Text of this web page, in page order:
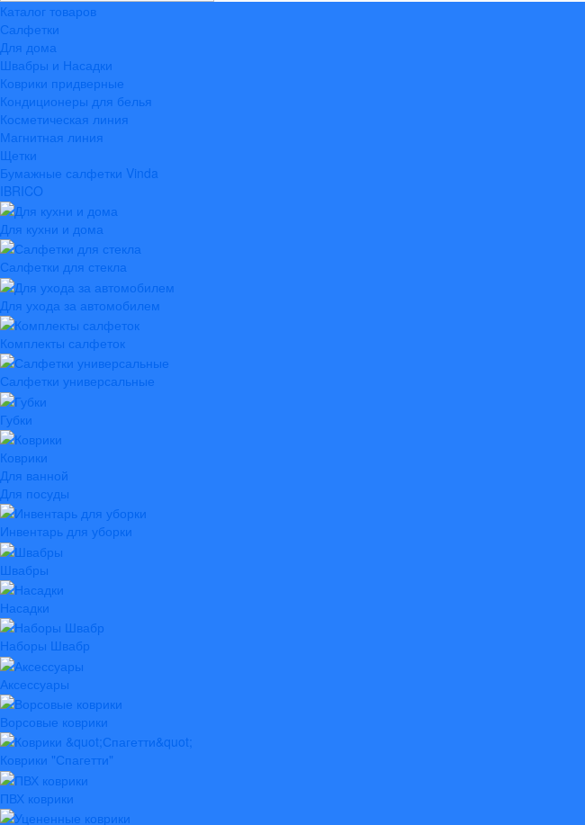
Каталог товаров
Салфетки
Для дома
Швабры и Насадки
Коврики придверные
Кондиционеры для белья
Косметическая линия
Магнитная линия
Щетки
Бумажные салфетки Vinda
IBRICO
Для кухни и дома
Салфетки для стекла
Для ухода за автомобилем
Комплекты салфеток
Салфетки универсальные
Губки
Коврики
Для ванной
Для посуды
Инвентарь для уборки
Швабры
Насадки
Наборы Швабр
Аксессуары
Ворсовые коврики
Коврики "Спагетти"
ПВХ коврики